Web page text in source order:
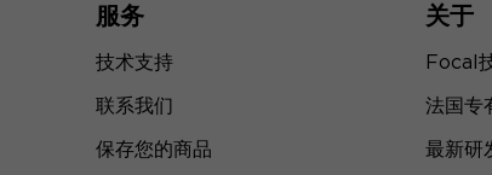
服务
技术支持
联系我们
保存您的商品
关于
Focal
法国专
最新研